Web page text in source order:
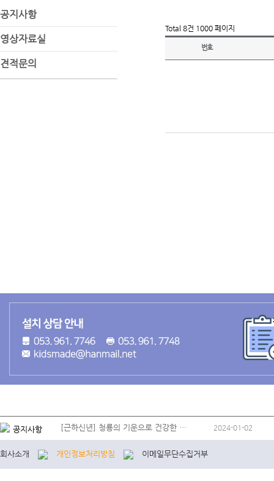
공지사항
영상자료실
견적문의
Total 8건 1000 페이지
번호
공지사항 [근하신년] 청룡의 기운으로 건강한 … 2024-01-02
회사소개 개인정보처리방침 이메일무단수집거부